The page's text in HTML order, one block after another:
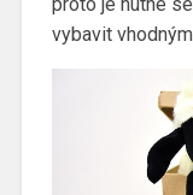
vybavit